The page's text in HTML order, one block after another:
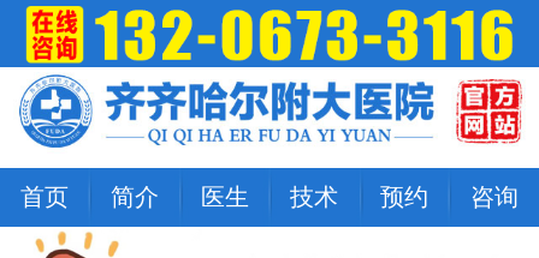
首页 简介 医生 技术 预约 咨询